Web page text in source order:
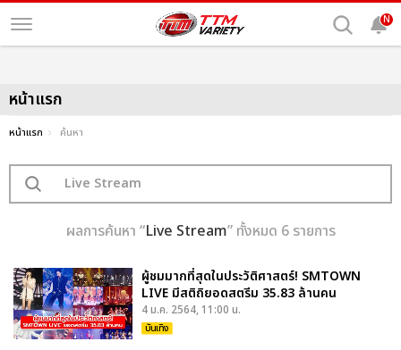
N
หน้าแรก
หน้าแรก ค้นหา
ผลการค้นหา “Live Stream” ทั้งหมด 6 รายการ
ผู้ชมมากที่สุดในประวัติศาสตร์! SMTOWN
LIVE มีสติถิยอดสตรีม 35.83 ล้านคน
4 ม.ค. 2564, 11:00 น.
บันเทิง